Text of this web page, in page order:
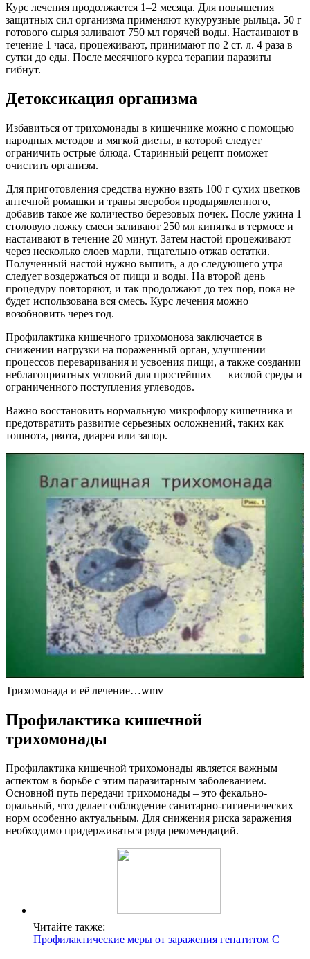
Курс лечения продолжается 1–2 месяца. Для повышения
защитных сил организма применяют кукурузные рыльца. 50 г
готового сырья заливают 750 мл горячей воды. Настаивают в
течение 1 часа, процеживают, принимают по 2 ст. л. 4 раза в
сутки до еды. После месячного курса терапии паразиты
гибнут.
Детоксикация организма
Избавиться от трихомонады в кишечнике можно с помощью
народных методов и мягкой диеты, в которой следует
ограничить острые блюда. Старинный рецепт поможет
очистить организм.
Для приготовления средства нужно взять 100 г сухих цветков
аптечной ромашки и травы зверобоя продырявленного,
добавив такое же количество березовых почек. После ужина 1
столовую ложку смеси заливают 250 мл кипятка в термосе и
настаивают в течение 20 минут. Затем настой процеживают
через несколько слоев марли, тщательно отжав остатки.
Полученный настой нужно выпить, а до следующего утра
следует воздержаться от пищи и воды. На второй день
процедуру повторяют, и так продолжают до тех пор, пока не
будет использована вся смесь. Курс лечения можно
возобновить через год.
Профилактика кишечного трихомоноза заключается в
снижении нагрузки на пораженный орган, улучшении
процессов переваривания и усвоения пищи, а также создании
неблагоприятных условий для простейших — кислой среды и
ограниченного поступления углеводов.
Важно восстановить нормальную микрофлору кишечника и
предотвратить развитие серьезных осложнений, таких как
тошнота, рвота, диарея или запор.
Трихомонада и её лечение…wmv
Профилактика кишечной
трихомонады
Профилактика кишечной трихомонады является важным
аспектом в борьбе с этим паразитарным заболеванием.
Основной путь передачи трихомонады – это фекально-
оральный, что делает соблюдение санитарно-гигиенических
норм особенно актуальным. Для снижения риска заражения
необходимо придерживаться ряда рекомендаций.
Читайте также:
Профилактические меры от заражения гепатитом С